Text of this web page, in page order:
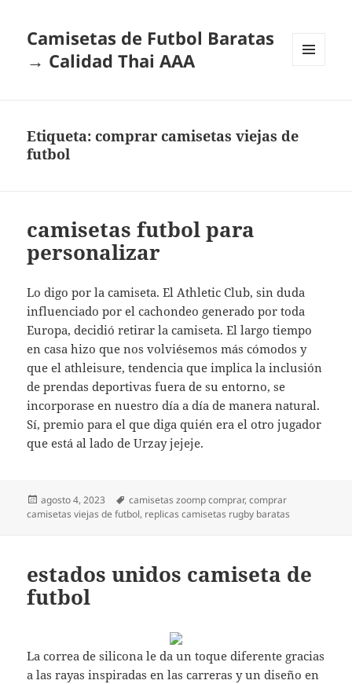
Camisetas de Futbol Baratas
→ Calidad Thai AAA
Etiqueta:comprar camisetas viejas de
futbol
camisetas futbol para
personalizar
Lo digo por la camiseta. El Athletic Club, sin duda
influenciado por el cachondeo generado por toda
Europa, decidió retirar la camiseta. El largo tiempo
en casa hizo que nos volviésemos más cómodos y
que el athleisure, tendencia que implica la inclusión
de prendas deportivas fuera de su entorno, se
incorporase en nuestro día a día de manera natural.
Sí, premio para el que diga quién era el otro jugador
que está al lado de Urzay jejeje.
Publicado
el
agosto 4, 2023 Etiquetas
camisetas zoomp comprar,comprar
camisetas viejas de futbol, replicas camisetas rugby baratas
estados unidos camiseta de
futbol
La correa de silicona le da un toque diferente gracias
a las rayas inspiradas en las carreras y un diseño en